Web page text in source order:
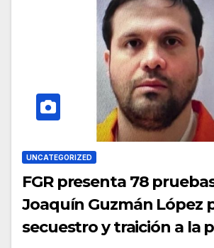
UNCATEGORIZED
FGR presenta 78
Joaquín Guzmán López
secuestro y traición a la